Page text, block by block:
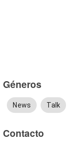
Géneros
News Talk
Contacto